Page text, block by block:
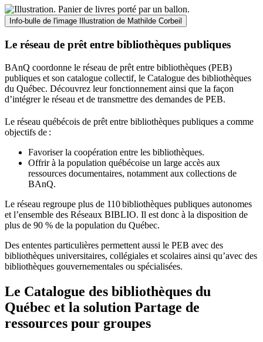
Info-bulle de l'image Illustration de Mathilde Corbeil
Le réseau de prêt entre bibliothèques publiques
BAnQ coordonne le réseau de prêt entre bibliothèques (PEB)
publiques et son catalogue collectif, le Catalogue des bibliothèques
du Québec. Découvrez leur fonctionnement ainsi que la façon
d’intégrer le réseau et de transmettre des demandes de PEB.
Le réseau québécois de prêt entre bibliothèques publiques a comme
objectifs de :
Favoriser la coopération entre les bibliothèques.
Offrir à la population québécoise un large accès aux
ressources documentaires, notamment aux collections de
BAnQ.
Le réseau regroupe plus de 110bibliothèques publiques autonomes
et l’ensemble des Réseaux BIBLIO. Il est donc à la disposition de
plus de 90 % de la population du Québec.
Des ententes particulières permettent aussi le PEB avec des
bibliothèques universitaires, collégiales et scolaires ainsi qu’avec des
bibliothèques gouvernementales ou spécialisées.
Le Catalogue des bibliothèques du
Québec et la solution Partage de
ressources pour groupes